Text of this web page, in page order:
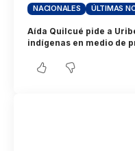
NACIONALES ÚLTIMAS
Aída Quilcué pide a
indígenas en medio de